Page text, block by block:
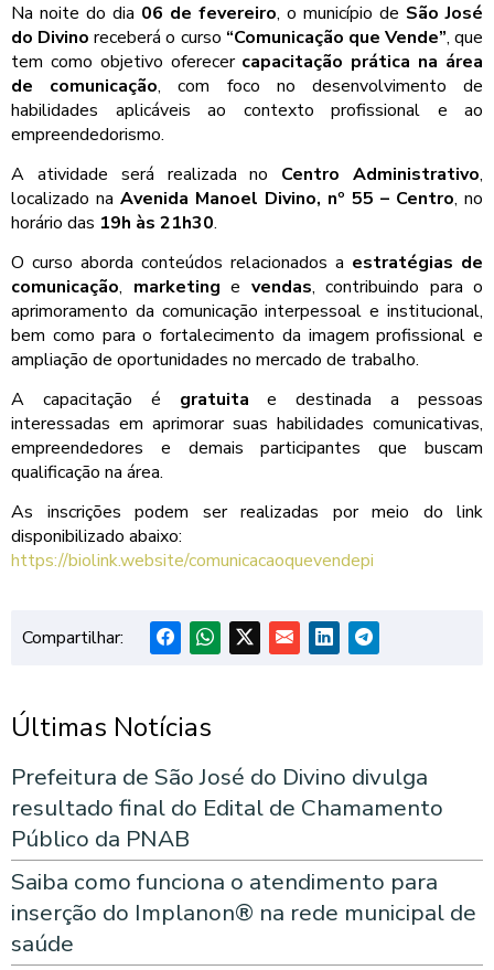
Na noite do dia 06 de fevereiro, o município de São José
do Divino receberá o curso “Comunicação que Vende”, que
tem como objetivo oferecer capacitação prática na área
de comunicação, com foco no desenvolvimento de
habilidades aplicáveis ao contexto profissional e ao
empreendedorismo.
A atividade será realizada no Centro Administrativo,
localizado na Avenida Manoel Divino, nº 55 – Centro, no
horário das 19h às 21h30.
O curso aborda conteúdos relacionados a estratégias de
comunicação, marketing e vendas, contribuindo para o
aprimoramento da comunicação interpessoal e institucional,
bem como para o fortalecimento da imagem profissional e
ampliação de oportunidades no mercado de trabalho.
A capacitação é gratuita e destinada a pessoas
interessadas em aprimorar suas habilidades comunicativas,
empreendedores e demais participantes que buscam
qualificação na área.
As inscrições podem ser realizadas por meio do link
disponibilizado abaixo:
https://biolink.website/comunicacaoquevendepi
Compartilhar:
Últimas Notícias
Prefeitura de São José do Divino divulga
resultado final do Edital de Chamamento
Público da PNAB
Saiba como funciona o atendimento para
inserção do Implanon® na rede municipal de
saúde